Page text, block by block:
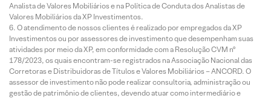
Analista de Valores Mobiliários e na Política de Conduta dos Analistas de
Valores Mobiliários da XP Investimentos.
O atendimento de nossos clientes é realizado por empregados da XP
Investimentos ou por assessores de investimento que desempenham suas
atividades por meio da XP, em conformidade com a Resolução CVM nº
178/2023, os quais encontram-se registrados na Associação Nacional das
Corretoras e Distribuidoras de Títulos e Valores Mobiliários – ANCORD. O
assessor de investimento não pode realizar consultoria, administração ou
gestão de patrimônio de clientes, devendo atuar como intermediário e